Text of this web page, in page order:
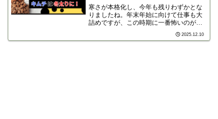
しょ! 】
寒さが本格化し、今年も残りわずかとな
りましたね。年末年始に向けて仕事も大
詰めですが、この時期に一番怖いのが体
調不良です。「風邪やインフルエンザで
寝込みたくない！」「寒さで血圧の変化
2025.12.10